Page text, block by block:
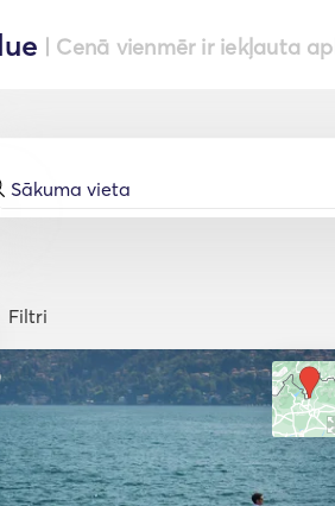
| Cenā vienmēr ir iekļauta
Filtri